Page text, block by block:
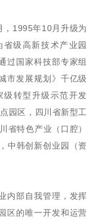
，1995年10月升级为
级高新技术产业园
过国家科技部专家组
市发展规划》千亿级
级转型升级示范开发
园区，四川省新型工
省特色产业（口腔）
中韩创新创业园（资
内部自我管理，发挥
区的唯一开发和运营